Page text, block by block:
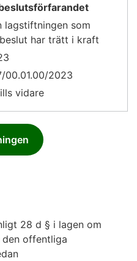
lagstiftningen som
har trätt i kraft
00.01.00/2023
vidare
28 d § i lagen om
offentliga